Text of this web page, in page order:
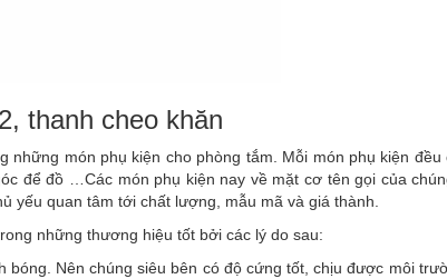
thanh cheo khăn
những món phụ kiện cho phòng tắm. Mỗi món phụ kiện
để đồ …Các món phụ kiện nay về mặt cơ tên gọi của
yếu quan tâm tới chất lượng, mẫu mã và giá thành.
những thương hiệu tốt bởi các lý do sau:
bóng. Nên chúng siêu bên có độ cứng tốt, chịu được môi